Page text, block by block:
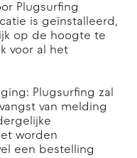
Plugsurfing
is geïnstalleerd,
op de hoogte te
voor al het
Plugsurfing zal
van melding
worden
een bestelling